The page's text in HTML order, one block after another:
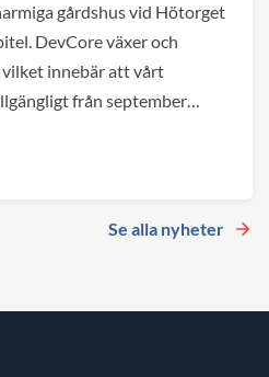
gårdshus vid Hötorget
DevCore växer och
innebär att vårt
från september
Se alla nyheter